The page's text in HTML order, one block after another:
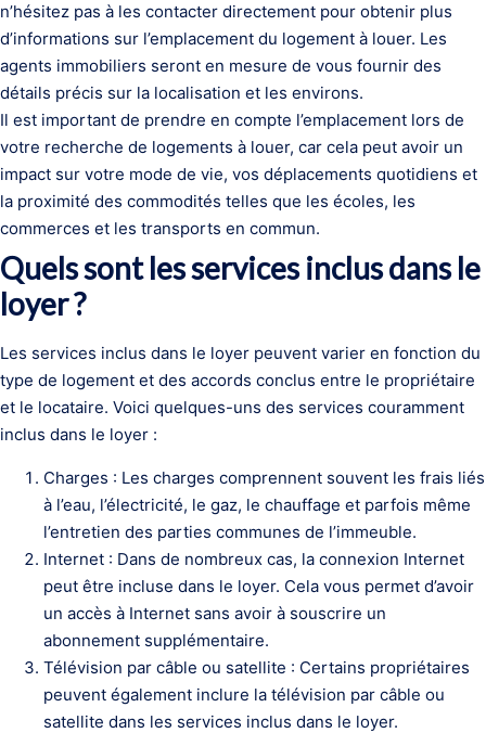
n’hésitez pas à les contacter directement pour obtenir plus
d’informations sur l’emplacement du logement à louer. Les
agents immobiliers seront en mesure de vous fournir des
détails précis sur la localisation et les environs.
Il est important de prendre en compte l’emplacement lors de
votre recherche de logements à louer, car cela peut avoir un
impact sur votre mode de vie, vos déplacements quotidiens et
la proximité des commodités telles que les écoles, les
commerces et les transports en commun.
Quels sont les services inclus dans le
loyer ?
Les services inclus dans le loyer peuvent varier en fonction du
type de logement et des accords conclus entre le propriétaire
et le locataire. Voici quelques-uns des services couramment
inclus dans le loyer :
Charges : Les charges comprennent souvent les frais liés
à l’eau, l’électricité, le gaz, le chauffage et parfois même
l’entretien des parties communes de l’immeuble.
Internet : Dans de nombreux cas, la connexion Internet
peut être incluse dans le loyer. Cela vous permet d’avoir
un accès à Internet sans avoir à souscrire un
abonnement supplémentaire.
Télévision par câble ou satellite : Certains propriétaires
peuvent également inclure la télévision par câble ou
satellite dans les services inclus dans le loyer.